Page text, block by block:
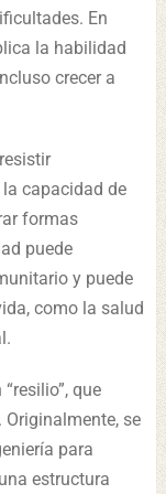
En
la habilidad
crecer a
capacidad de
formas
puede
y puede
como la salud
que
Originalmente, se
para
estructura